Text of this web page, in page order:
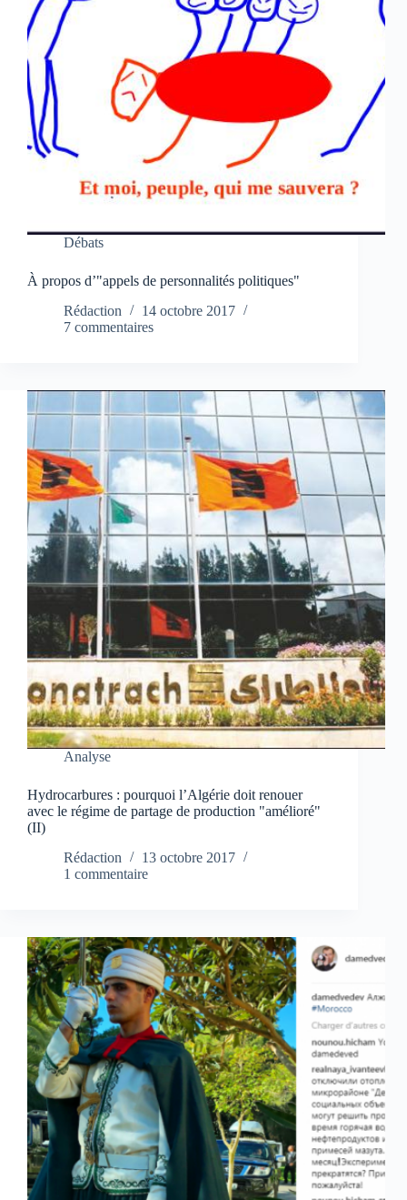
Débats
À propos d’"appels de personnalités politiques"
Rédaction
14 octobre 2017
7 commentaires
Analyse
Hydrocarbures : pourquoi l’Algérie doit renouer
avec le régime de partage de production "amélioré"
(II)
Rédaction
13 octobre 2017
1 commentaire